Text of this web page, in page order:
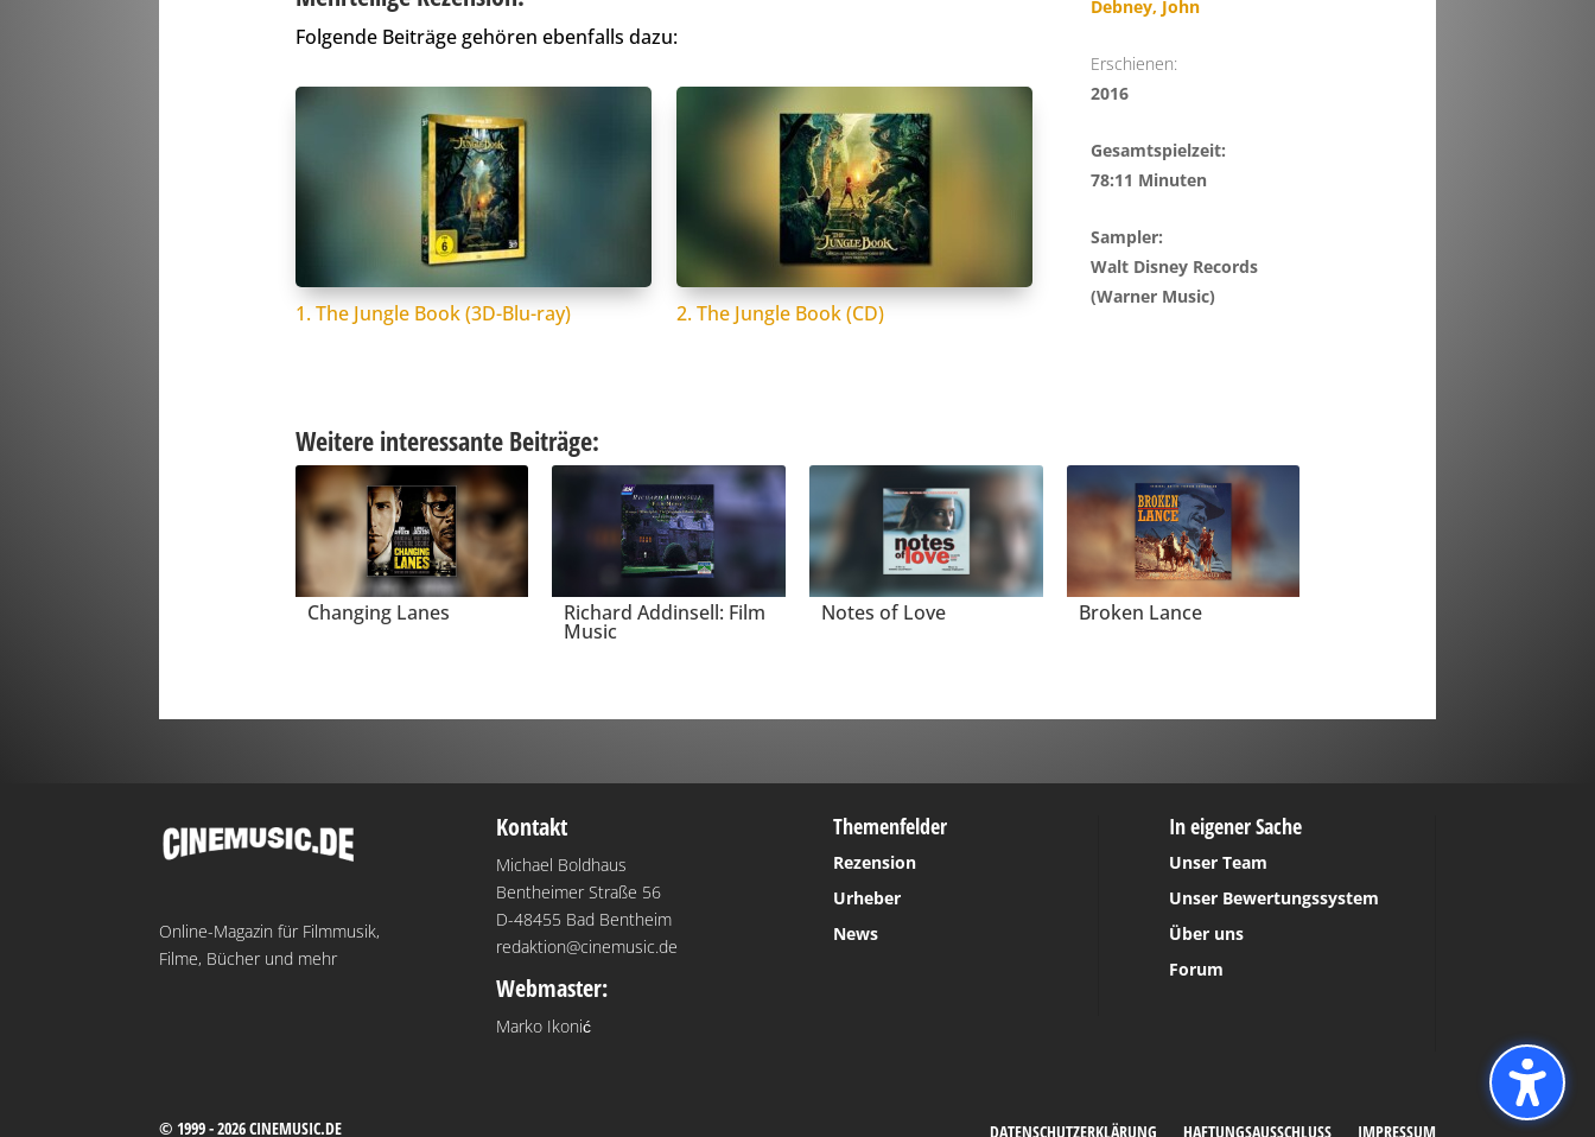
Folgende Beiträge gehören ebenfalls dazu:
1. The Jungle Book (3D-Blu-ray) 2. The Jungle Book (CD)
Debney, John
Erschienen:
2016
Gesamtspielzeit:
78:11 Minuten
Sampler:
Walt Disney Records
(Warner Music)
Weitere interessante Beiträge:
Changing Lanes Richard Addinsell: Film
Music
Notes of Love Broken Lance
Online-Magazin für Filmmusik,
Filme, Bücher und mehr
Kontakt
Michael Boldhaus
Bentheimer Straße 56
D-48455 Bad Bentheim
redaktion@cinemusic.de
Webmaster:
Marko Ikonić
Themenfelder
Rezension
Urheber
News
In eigener Sache
Unser Team
Unser Bewertungssystem
Über uns
Forum
© 1999 - 2026 CINEMUSIC.DE DATENSCHUTZERKLÄRUNG HAFTUNGSAUSSCHLUSS IMPRESSUM